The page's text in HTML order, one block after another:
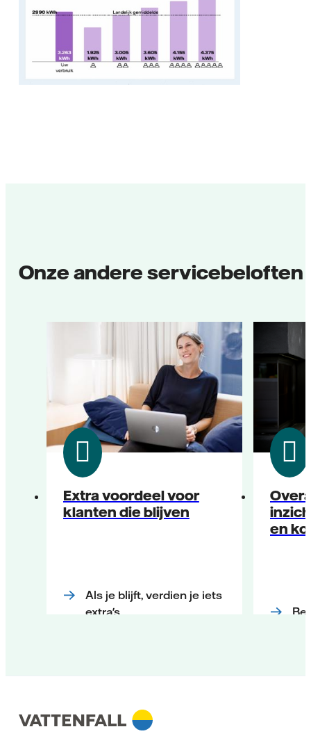
Onze andere servicebeloften
Extra voordeel voor
klanten die blijven
Als je blijft, verdien je iets
extra's
en